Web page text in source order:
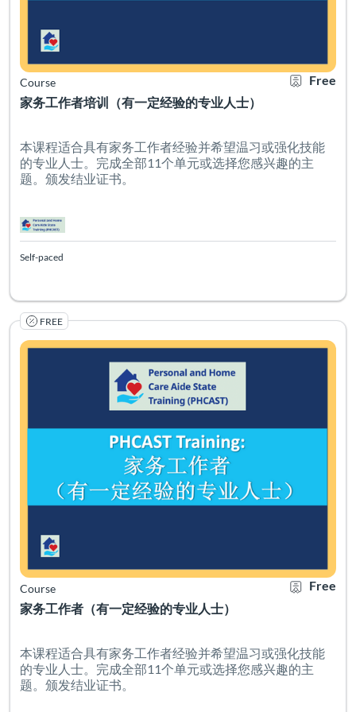
家务工作者培训（有一定经验的专业人士）
Course Free
本课程适合具有家务工作者经验并希望温习或强化技能
的专业人士。完成全部11个单元或选择您感兴趣的主
题。颁发结业证书。
Self-paced
FREE
家务工作者（有一定经验的专业人士）
Course
Certificate
Listing
Free
本课程适合具有家务工作者经验并希望温习或强化技能
的专业人士。完成全部11个单元或选择您感兴趣的主
题。颁发结业证书。
Listing Catalog: PHCAST Chinese Mandarin Simplified
Listing Date: Self-paced